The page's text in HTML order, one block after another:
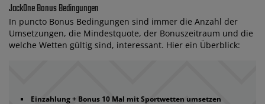
JackOne Bonus Bedingungen
In puncto Bonus Bedingungen sind immer die Anzahl der
Umsetzungen, die Mindestquote, der Bonuszeitraum und die
welche Wetten gültig sind, interessant. Hier ein Überblick:
Einzahlung + Bonus 10 Mal mit Sportwetten umsetzen